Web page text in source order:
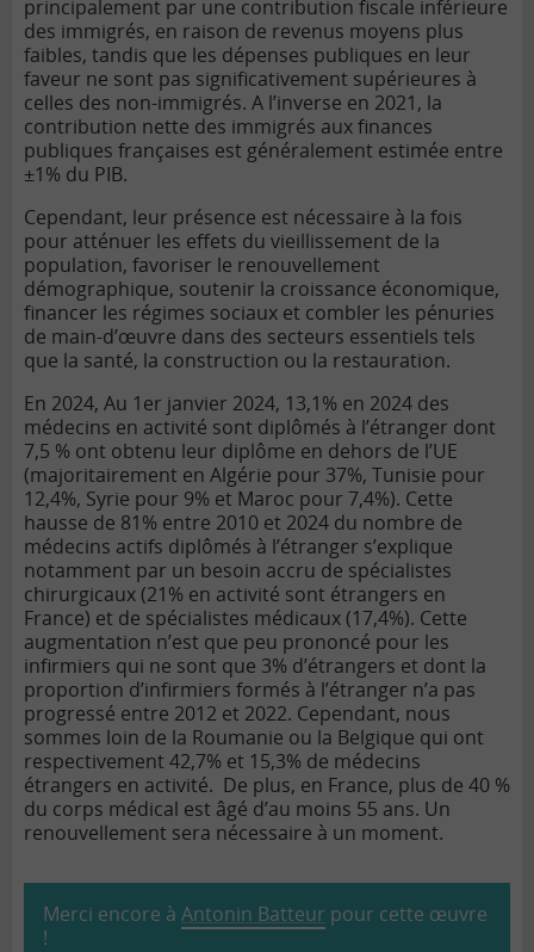
principalement par une contribution fiscale inférieure
des immigrés, en raison de revenus moyens plus
faibles, tandis que les dépenses publiques en leur
faveur ne sont pas significativement supérieures à
celles des non-immigrés. A l’inverse en 2021, la
contribution nette des immigrés aux finances
publiques françaises est généralement estimée entre
±1% du PIB.
Cependant, leur présence est nécessaire à la fois
pour atténuer les effets du vieillissement de la
population, favoriser le renouvellement
démographique, soutenir la croissance économique,
financer les régimes sociaux et combler les pénuries
de main-d’œuvre dans des secteurs essentiels tels
que la santé, la construction ou la restauration.
En 2024, Au 1er janvier 2024, 13,1% en 2024 des
médecins en activité sont diplômés à l’étranger dont
7,5 % ont obtenu leur diplôme en dehors de l’UE
(majoritairement en Algérie pour 37%, Tunisie pour
12,4%, Syrie pour 9% et Maroc pour 7,4%). Cette
hausse de 81% entre 2010 et 2024 du nombre de
médecins actifs diplômés à l’étranger s’explique
notamment par un besoin accru de spécialistes
chirurgicaux (21% en activité sont étrangers en
France) et de spécialistes médicaux (17,4%). Cette
augmentation n’est que peu prononcé pour les
infirmiers qui ne sont que 3% d’étrangers et dont la
proportion d’infirmiers formés à l’étranger n’a pas
progressé entre 2012 et 2022. Cependant, nous
sommes loin de la Roumanie ou la Belgique qui ont
respectivement 42,7% et 15,3% de médecins
étrangers en activité. De plus, en France, plus de 40 %
du corps médical est âgé d’au moins 55 ans. Un
renouvellement sera nécessaire à un moment.
Merci encore à Antonin Batteur pour cette œuvre
!